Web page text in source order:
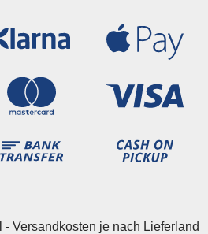
Versandkosten je nach Lieferland